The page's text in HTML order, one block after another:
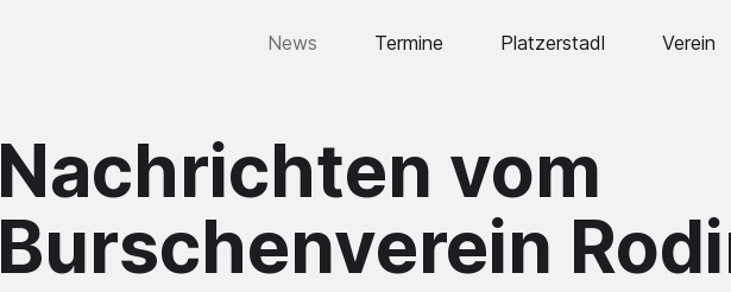
News Termine Platzerstadl Verein
Nachrichten vom
Burschenverein